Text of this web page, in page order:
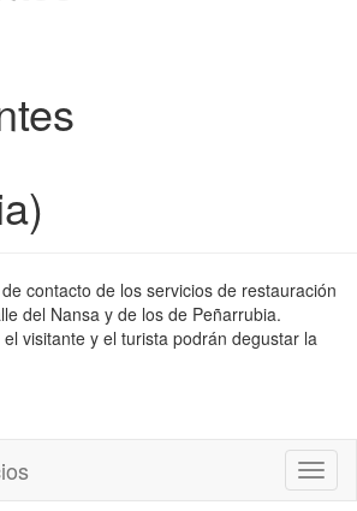
contacto de los servicios de restauración
del Nansa y de los de Peñarrubia.
visitante y el turista podrán degustar la